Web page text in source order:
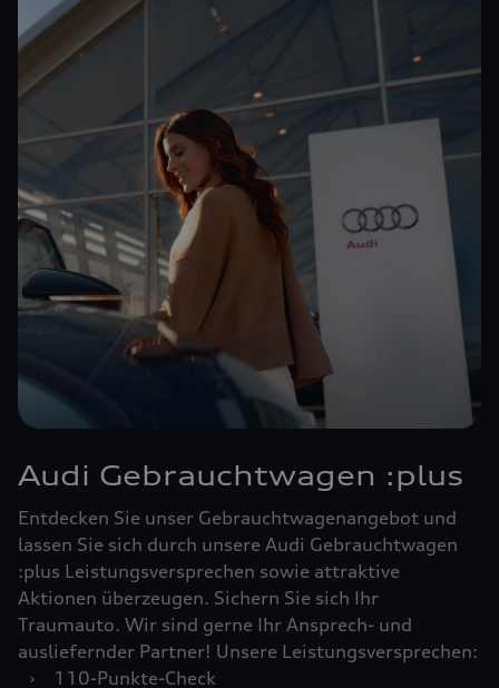
Audi Gebrauchtwagen :plus
Entdecken Sie unser Gebrauchtwagenangebot und
lassen Sie sich durch unsere Audi Gebrauchtwagen
:plus Leistungsversprechen sowie attraktive
Aktionen überzeugen. Sichern Sie sich Ihr
Traumauto. Wir sind gerne Ihr Ansprech- und
ausliefernder Partner! Unsere Leistungsversprechen:
›
110-Punkte-Check